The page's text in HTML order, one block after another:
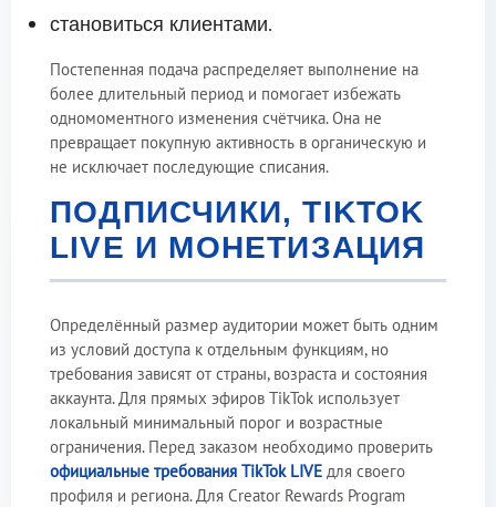
становиться клиентами.
Постепенная подача распределяет выполнение на
более длительный период и помогает избежать
одномоментного изменения счётчика. Она не
превращает покупную активность в органическую и
не исключает последующие списания.
ПОДПИСЧИКИ, TIKTOK
LIVE И МОНЕТИЗАЦИЯ
Определённый размер аудитории может быть одним
из условий доступа к отдельным функциям, но
требования зависят от страны, возраста и состояния
аккаунта. Для прямых эфиров TikTok использует
локальный минимальный порог и возрастные
ограничения. Перед заказом необходимо проверить
официальные требования TikTok LIVE для своего
профиля и региона. Для Creator Rewards Program